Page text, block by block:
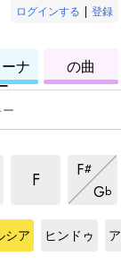
ログインする | 登録
ナ
ク
レ
の曲
ル F
ペルシアスケ
F#
ペルシ
Gb
ペル
シア
ヒンドゥ